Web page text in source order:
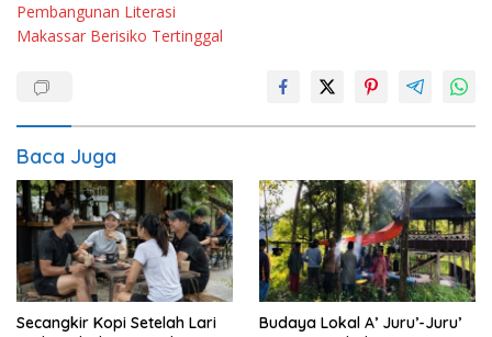
Pembangunan Literasi
Makassar Berisiko Tertinggal
Baca Juga
Secangkir Kopi Setelah Lari
Budaya Lokal A’ Juru’-Juru’